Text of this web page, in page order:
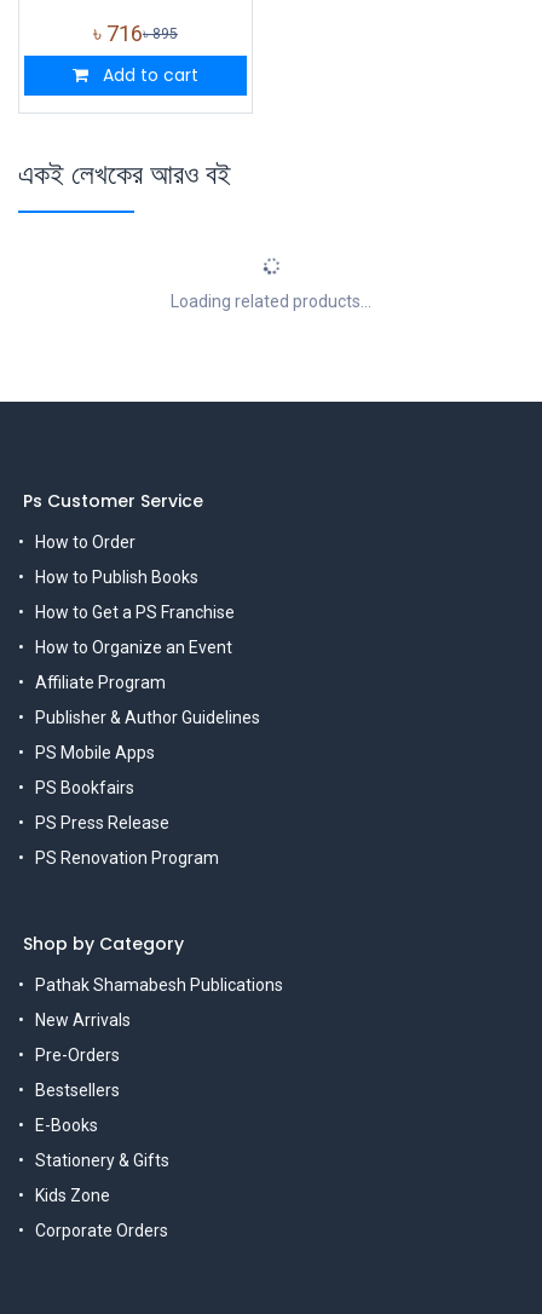
৳ 716৳895
Add to cart
একই লেখকের আরও বই
Loading related products...
Ps Customer Service
How to Order
How to Publish Books
How to Get a PS Franchise
How to Organize an Event
Affiliate Program
Publisher & Author Guidelines
PS Mobile Apps
PS Bookfairs
PS Press Release
PS Renovation Program
Shop by Category
Pathak Shamabesh Publications
New Arrivals
Pre-Orders
Bestsellers
E-Books
Stationery & Gifts
Kids Zone
Corporate Orders